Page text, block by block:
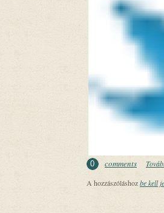
0 comments
A hozzászóláshozbe kell